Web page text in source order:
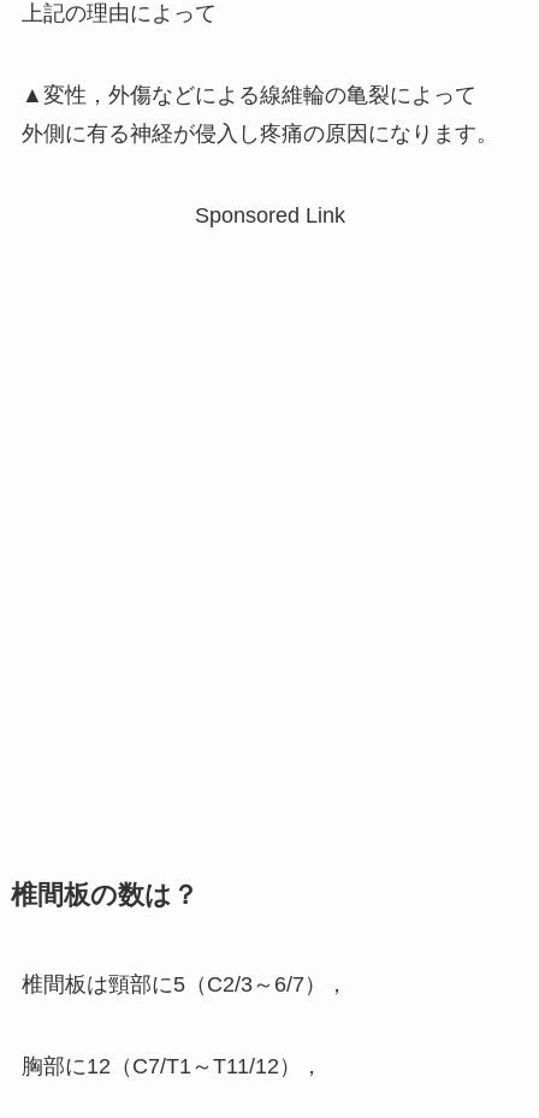
上記の理由によって
▲変性，外傷などによる線維輪の亀裂によって
外側に有る神経が侵入し疼痛の原因になります。
Sponsored Link
椎間板の数は？
椎間板は頸部に5（C2/3～6/7），
胸部に12（C7/T1～T11/12），